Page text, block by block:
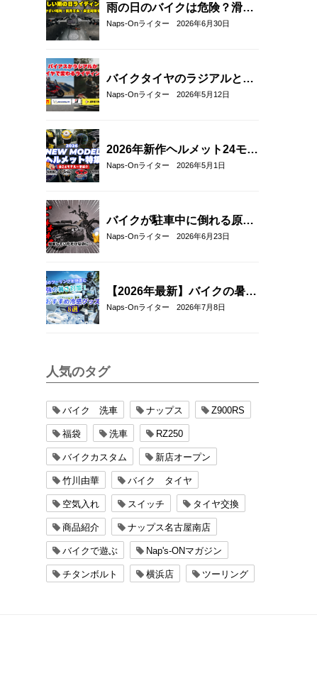
雨の日のバイクは危険？滑り
やすい場所や安全に走るコツ
Naps-Onライター 2026年6月30日
バイクタイヤのラジアルとバ
イアスの違いとは？特徴・選
Naps-Onライター 2026年5月12日
2026年新作ヘルメット24モデ
ル一挙紹介！アラ
Naps-Onライター 2026年5月1日
バイクが駐車中に倒れる原因
と対策5選｜転倒防止テクニ
Naps-Onライター 2026年6月23日
【2026年最新】バイクの暑さ
対策・冷感グッズおすすめ8
Naps-Onライター 2026年7月8日
人気のタグ
バイク 洗車 ナップス Z900RS
福袋 洗車 RZ250
バイクカスタム 新店オープン
竹川由華 バイク タイヤ
空気入れ スイッチ タイヤ交換
商品紹介 ナップス名古屋南店
バイクで遊ぶ Nap's-ONマガジン
チタンボルト 横浜店 ツーリング